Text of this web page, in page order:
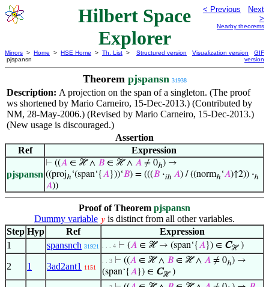
Hilbert Space
Explorer
< Previous
Next
>
Nearby theorems
Mirrors > Home > HSE Home > Th. List >
pjspansn
Structured version Visualization version
GIF
version
Theorem pjspansn 31938
Description: A projection on the span of a singleton. (The proof
ws shortened by Mario Carneiro, 15-Dec-2013.) (Contributed by
NM, 28-May-2006.) (Revised by Mario Carneiro, 15-Dec-2013.)
(New usage is discouraged.)
Assertion
Ref
Expression
pjspansn
⊢ ((𝐴 ∈ ℋ ∧ 𝐵 ∈ ℋ ∧ 𝐴 ≠ 0ℎ) →
((projℎ ‘(span‘{𝐴}))‘𝐵) = (((𝐵 ·ih 𝐴) / ((normℎ ‘𝐴)↑2)) ·ℎ
𝐴))
Proof of Theorem pjspansn
Dummy variable 𝑦 is distinct from all other variables.
Step Hyp Ref
Expression
1
spansnch 31921 . . . 4 ⊢ (𝐴 ∈ ℋ → (span‘{𝐴}) ∈ Cℋ)
2 1 3ad2ant1 1151
. . 3 ⊢ ((𝐴 ∈ ℋ ∧ 𝐵 ∈ ℋ ∧ 𝐴 ≠ 0ℎ) →
(span‘{𝐴}) ∈ Cℋ)